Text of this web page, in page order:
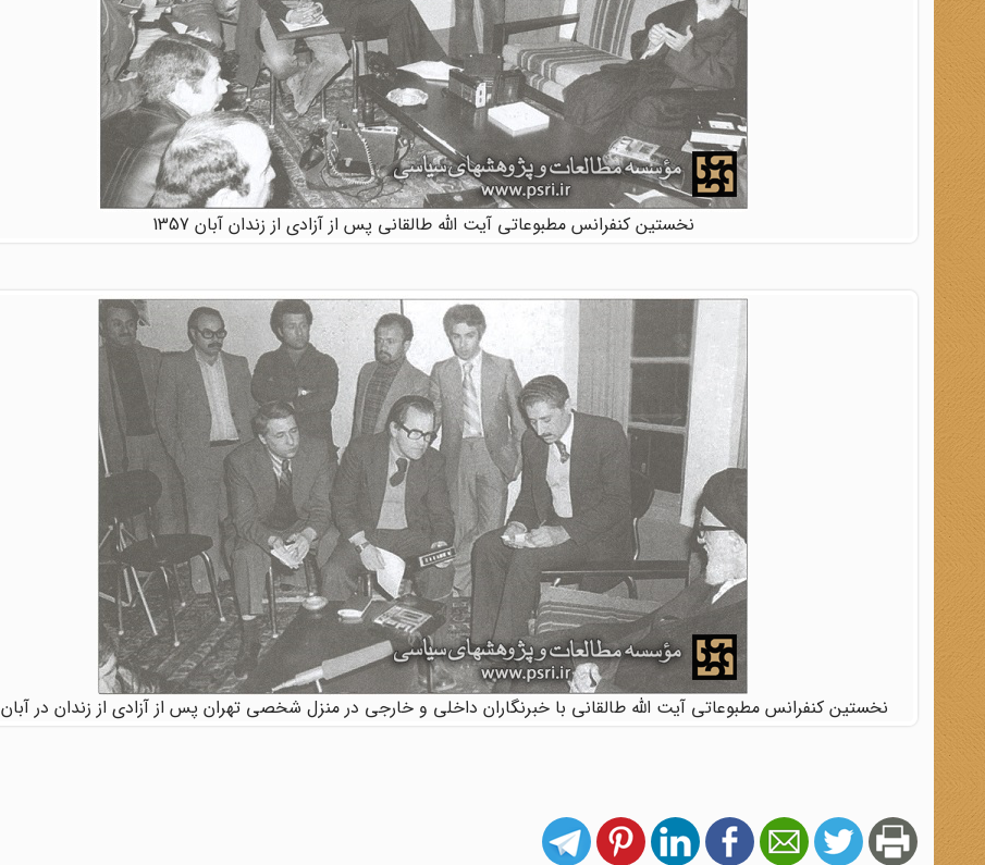
نخستین کنفرانس مطبوعاتی آیت الله طالقانی پس از آزادی از زندان آبان 1357
نخستین کنفرانس مطبوعاتی آیت الله طالقانی با خبرنگاران داخلی و خارجی در منزل شخصی تهران پس از آزادی از زندان در آبان 1357